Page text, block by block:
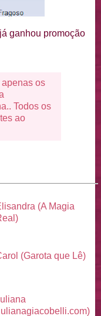
ganhou promoção
apenas os
Todos os
ao
(A Magia
(Garota que Lê)